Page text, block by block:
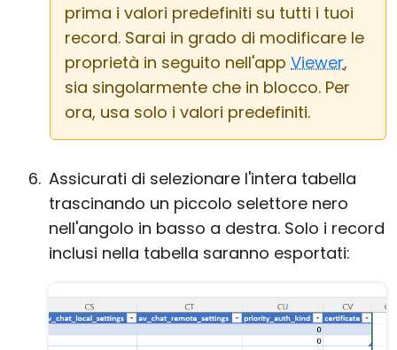
prima i valori predefiniti su tutti i tuoi
record. Sarai in grado di modificare le
proprietà in seguito nell'app Viewer,
sia singolarmente che in blocco. Per
ora, usa solo i valori predefiniti.
Assicurati di selezionare l'intera tabella
trascinando un piccolo selettore nero
nell'angolo in basso a destra. Solo i record
inclusi nella tabella saranno esportati: